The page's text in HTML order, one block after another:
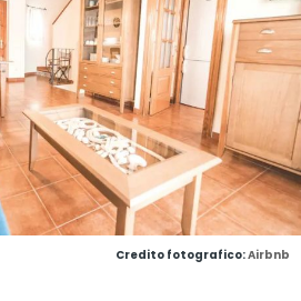
Credito fotografico:Airbnb